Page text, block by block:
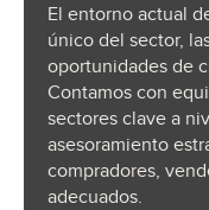
El entorno actual
único del sector,
oportunidades de
Contamos con
sectores clave a
asesoramiento
compradores,
adecuados.